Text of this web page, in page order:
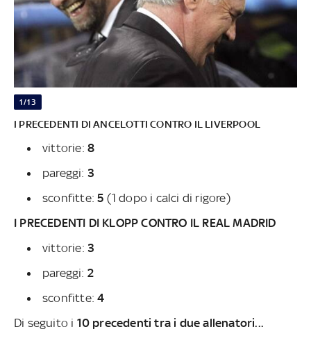
1/13
I PRECEDENTI DI ANCELOTTI CONTRO IL LIVERPOOL
vittorie: 8
pareggi: 3
sconfitte:5 (1 dopo i calci di rigore)
I PRECEDENTI DI KLOPP CONTRO IL REAL MADRID
vittorie: 3
pareggi: 2
sconfitte:4
Di seguito i 10 precedenti tra i due allenatori...